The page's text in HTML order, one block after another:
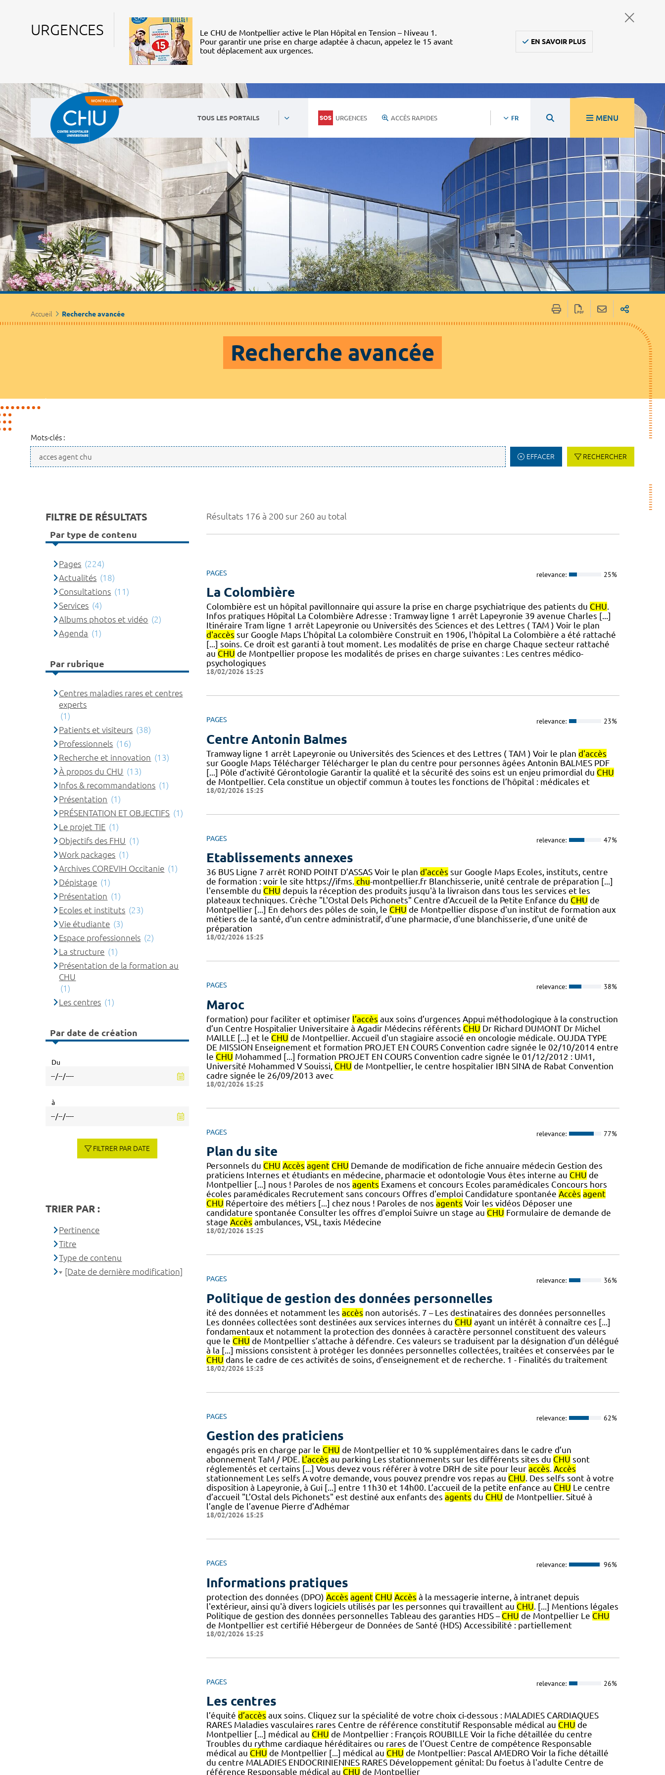
URGENCES
Le CHU de Montpellier active le Plan Hôpital en Tension – Niveau 1.
Pour garantir une prise en charge adaptée à chacun, appelez le 15 avant
tout déplacement aux urgences.
EN SAVOIR PLUS
TOUS LES PORTAILS URGENCES ACCÈS RAPIDES FR MENU
Accueil Recherche avancée
Recherche avancée
Mots-clés :
EFFACER RECHERCHER
Résultats 176 à 200 sur 260 au total
PAGES relevance: 25%
La Colombière
Colombière est un hôpital pavillonnaire qui assure la prise en charge psychiatrique des patients du CHU.
Infos pratiques Hôpital La Colombière Adresse : Tramway ligne 1 arrêt Lapeyronie 39 avenue Charles [...]
Itinéraire Tram ligne 1 arrêt Lapeyronie ou Universités des Sciences et des Lettres ( TAM ) Voir le plan
d'accès sur Google Maps L'hôpital La colombière Construit en 1906, l'hôpital La Colombière a été rattaché
[...] soins. Ce droit est garanti à tout moment. Les modalités de prise en charge Chaque secteur rattaché
au CHU de Montpellier propose les modalités de prises en charge suivantes : Les centres médico-
psychologiques
18/02/2026 15:25
PAGES relevance: 23%
Centre Antonin Balmes
Tramway ligne 1 arrêt Lapeyronie ou Universités des Sciences et des Lettres ( TAM ) Voir le plan d'accès
sur Google Maps Télécharger Télécharger le plan du centre pour personnes âgées Antonin BALMES PDF
[...] Pôle d’activité Gérontologie Garantir la qualité et la sécurité des soins est un enjeu primordial du CHU
de Montpellier. Cela constitue un objectif commun à toutes les fonctions de l’hôpital : médicales et
18/02/2026 15:25
PAGES relevance: 47%
Etablissements annexes
36 BUS Ligne 7 arrêt ROND POINT D’ASSAS Voir le plan d'accès sur Google Maps Ecoles, instituts, centre
de formation : voir le site https://ifms. chu-montpellier.fr Blanchisserie, unité centrale de préparation [...]
l'ensemble du CHU depuis la réception des produits jusqu'à la livraison dans tous les services et les
plateaux techniques. Crèche "L'Ostal Dels Pichonets" Centre d'Accueil de la Petite Enfance du CHU de
Montpellier [...] En dehors des pôles de soin, le CHU de Montpellier dispose d'un institut de formation aux
métiers de la santé, d'un centre administratif, d'une pharmacie, d'une blanchisserie, d'une unité de
préparation
18/02/2026 15:25
PAGES relevance: 38%
Maroc
formation) pour faciliter et optimiser l’accès aux soins d’urgences Appui méthodologique à la construction
d’un Centre Hospitalier Universitaire à Agadir Médecins référents CHU Dr Richard DUMONT Dr Michel
MAILLE [...] et le CHU de Montpellier. Accueil d'un stagiaire associé en oncologie médicale. OUJDA TYPE
DE MISSION Enseignement et formation PROJET EN COURS Convention cadre signée le 02/10/2014 entre
le CHU Mohammed [...] formation PROJET EN COURS Convention cadre signée le 01/12/2012 : UM1,
Université Mohammed V Souissi, CHU de Montpellier, le centre hospitalier IBN SINA de Rabat Convention
cadre signée le 26/09/2013 avec
18/02/2026 15:25
PAGES relevance: 77%
Plan du site
Personnels du CHU Accès agent CHU Demande de modification de fiche annuaire médecin Gestion des
praticiens Internes et étudiants en médecine, pharmacie et odontologie Vous êtes interne au CHU de
Montpellier [...] nous ! Paroles de nos agents Examens et concours Ecoles paramédicales Concours hors
écoles paramédicales Recrutement sans concours Offres d'emploi Candidature spontanée Accès agent
CHU Répertoire des métiers [...] chez nous ! Paroles de nos agents Voir les vidéos Déposer une
candidature spontanée Consulter les offres d'emploi Suivre un stage au CHU Formulaire de demande de
stage Accès ambulances, VSL, taxis Médecine
18/02/2026 15:25
PAGES relevance: 36%
Politique de gestion des données personnelles
ité des données et notamment les accès non autorisés. 7 – Les destinataires des données personnelles
Les données collectées sont destinées aux services internes du CHU ayant un intérêt à connaître ces [...]
fondamentaux et notamment la protection des données à caractère personnel constituent des valeurs
que le CHU de Montpellier s’attache à défendre. Ces valeurs se traduisent par la désignation d’un délégué
à la [...] missions consistent à protéger les données personnelles collectées, traitées et conservées par le
CHU dans le cadre de ces activités de soins, d’enseignement et de recherche. 1 - Finalités du traitement
18/02/2026 15:25
PAGES relevance: 62%
Gestion des praticiens
engagés pris en charge par le CHU de Montpellier et 10 % supplémentaires dans le cadre d’un
abonnement TaM / PDE. L’accès au parking Les stationnements sur les différents sites du CHU sont
réglementés et certains [...] Vous devez vous référer à votre DRH de site pour leur accès. Accès
stationnement Les selfs A votre demande, vous pouvez prendre vos repas au CHU. Des selfs sont à votre
disposition à Lapeyronie, à Gui [...] entre 11h30 et 14h00. L’accueil de la petite enfance au CHU Le centre
d’accueil "L’Ostal dels Pichonets" est destiné aux enfants des agents du CHU de Montpellier. Situé à
l’angle de l’avenue Pierre d’Adhémar
18/02/2026 15:25
PAGES relevance: 96%
Informations pratiques
protection des données (DPO) Accès agent CHU Accès à la messagerie interne, à intranet depuis
l'extérieur, ainsi qu'à divers logiciels utilisés par les personnes qui travaillent au CHU. [...] Mentions légales
Politique de gestion des données personnelles Tableau des garanties HDS – CHU de Montpellier Le CHU
de Montpellier est certifié Hébergeur de Données de Santé (HDS) Accessibilité : partiellement
18/02/2026 15:25
PAGES relevance: 26%
Les centres
l’équité d’accès aux soins. Cliquez sur la spécialité de votre choix ci-dessous : MALADIES CARDIAQUES
RARES Maladies vasculaires rares Centre de référence constitutif Responsable médical au CHU de
Montpellier [...] médical au CHU de Montpellier : François ROUBILLE Voir la fiche détaillée du centre
Troubles du rythme cardiaque héréditaires ou rares de l’Ouest Centre de compétence Responsable
médical au CHU de Montpellier [...] médical au CHU de Montpellier: Pascal AMEDRO Voir la fiche détaillé
du centre MALADIES ENDOCRINIENNES RARES Développement génital: Du foetus à l'adulte Centre de
référence Responsable médical au CHU de Montpellier
FILTRE DE RÉSULTATS
Par type de contenu
Pages (224)
Actualités (18)
Consultations (11)
Services (4)
Albums photos et vidéo (2)
Agenda (1)
Par rubrique
Centres maladies rares et centres
experts
(1)
Patients et visiteurs (38)
Professionnels (16)
Recherche et innovation (13)
À propos du CHU (13)
Infos & recommandations (1)
Présentation (1)
PRÉSENTATION ET OBJECTIFS (1)
Le projet TIE (1)
Objectifs des FHU (1)
Work packages (1)
Archives COREVIH Occitanie (1)
Dépistage (1)
Présentation (1)
Ecoles et instituts (23)
Vie étudiante (3)
Espace professionnels (2)
La structure (1)
Présentation de la formation au
CHU
(1)
Les centres (1)
Par date de création
Du
à
FILTRER PAR DATE
TRIER PAR :
Pertinence
Titre
Type de contenu
[Date de dernière modification]